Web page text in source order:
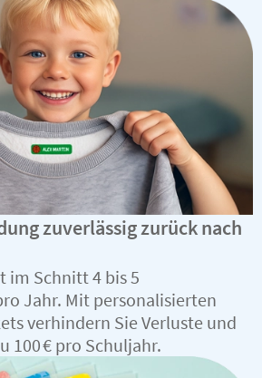
zuverlässig zurück nach
im Schnitt 4 bis 5
Jahr. Mit personalisierten
verhindern Sie Verluste und
100 € pro Schuljahr.